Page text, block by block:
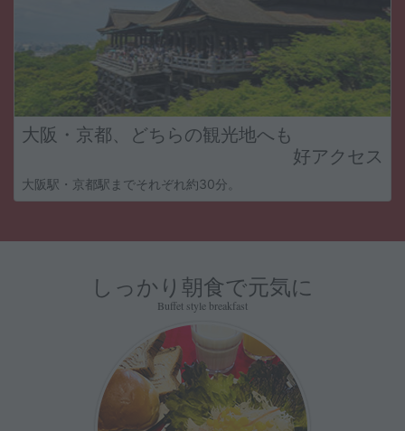
大阪・京都、どちらの観光地へも
好アクセス
大阪駅・京都駅までそれぞれ約30分。
しっかり朝食で元気に
Buffet style breakfast